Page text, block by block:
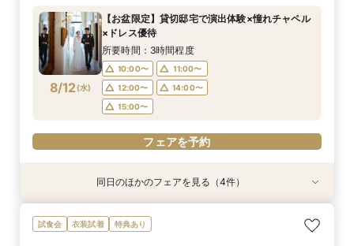
8/11 火)
9:00〜
14:30〜
18:00〜
フェアを予約
8/11 火)
9:15〜
18:00〜
フェアを予約
8/11 火)
9:15〜
14:45〜
18:00〜
フェアを予約
8/11 火)
13:00〜
フェアを予約
8/11 火)
9:00〜
14:30〜
フェアを予約
8/11 火)
9:15〜
18:00〜
フェアを予約
8/12(水)
【お盆限定】貸切邸宅で演出体験×憧れチャペル
×ドレス優待
所要時間：3時間程度
10:00〜
11:00〜
12:00〜
14:00〜
15:00〜
フェアを予約
特典あり
【10名～におすすめ*少人数W】挙式×会食プラ
ン×おもてなし体験
衣装試着 特典あり
【大切な家族のペットと一緒に】限定特典付*
ペットW安心相談会
衣装試着 特典あり
＜初めての式場見学＞心躍る花嫁の第一歩♪ゆっ
たり相談＆見学会
【遠方の方◎オンライン相談会】スマホで簡単！
豪華5大特典付き
同日のほかのフェアを見る（4件）
試食会 衣装試着 特典あり